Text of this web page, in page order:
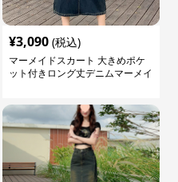
¥3,090 (税込)
マーメイドスカート 大きめポケ
ット付きロング丈デニムマーメイ